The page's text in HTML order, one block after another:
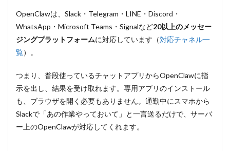
うコマン
ド
10.2
ァイルを
作らせて
みる
11
OpenClaw
に関する
OpenClawは、Slack・Telegram・LINE・Discord・
WhatsApp・Microsoft Teams・Signalなど20以上のメッセー
ジングプラットフォームに対応しています（対応チャネル一
覧）。
つまり、普段使っているチャットアプリからOpenClawに指
示を出し、結果を受け取れます。専用アプリのインストール
も、ブラウザを開く必要もありません。通勤中にスマホから
Slackで「あの作業やっておいて」と一言送るだけで、サーバ
ー上のOpenClawが対応してくれます。